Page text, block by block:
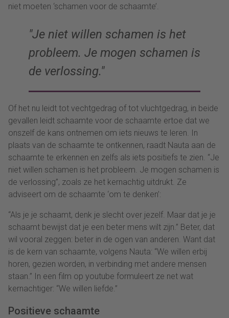
niet moeten ‘schamen voor de schaamte’.
Je niet willen schamen is het
probleem. Je mogen schamen is
de verlossing.
Of het nu leidt tot vechtgedrag of tot vluchtgedrag, in beide
gevallen leidt schaamte voor de schaamte ertoe dat we
onszelf de kans ontnemen om iets nieuws te leren. In
plaats van de schaamte te ontkennen, raadt Nauta aan de
schaamte te erkennen en zelfs als iets positiefs te zien. “Je
niet willen schamen is het probleem. Je mogen schamen is
de verlossing”, zoals ze het kernachtig uitdrukt. Ze
adviseert om de schaamte ‘om te denken’:
“Als je je schaamt, denk je slecht over jezelf. Maar dat je je
schaamt bewijst dat je een beter mens wilt zijn.” Beter, dat
wil vooral zeggen: beter in de ogen van anderen. Want dat
is de kern van schaamte, volgens Nauta: “We willen erbij
horen, gezien worden, in verbinding met andere mensen
staan.” In een film op youtube formuleert ze net wat
kernachtiger: “We willen liefde.”
Positieve schaamte